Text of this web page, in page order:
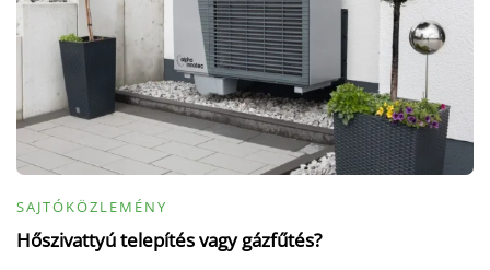
SAJTÓKÖZLEMÉNY
Hőszivattyú telepítés vagy gázfűtés?